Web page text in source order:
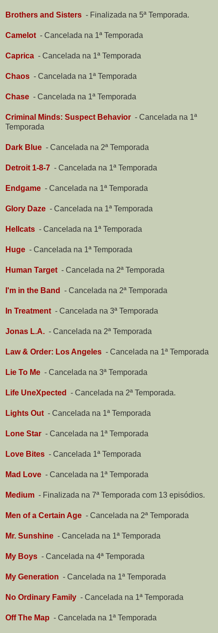
Brothers and Sisters - Finalizada na 5ª Temporada.
Camelot - Cancelada na 1ª Temporada
Caprica - Cancelada na 1ª Temporada
Chaos - Cancelada na 1ª Temporada
Chase - Cancelada na 1ª Temporada
Criminal Minds: Suspect Behavior - Cancelada na 1ª
Temporada
Dark Blue - Cancelada na 2ª Temporada
Detroit 1-8-7 - Cancelada na 1ª Temporada
Endgame - Cancelada na 1ª Temporada
Glory Daze - Cancelada na 1ª Temporada
Hellcats - Cancelada na 1ª Temporada
Huge - Cancelada na 1ª Temporada
Human Target - Cancelada na 2ª Temporada
I'm in the Band - Cancelada na 2ª Temporada
In Treatment - Cancelada na 3ª Temporada
Jonas L.A. - Cancelada na 2ª Temporada
Law & Order: Los Angeles - Cancelada na 1ª Temporada
Lie To Me - Cancelada na 3ª Temporada
Life UneXpected - Cancelada na 2ª Temporada.
Lights Out - Cancelada na 1ª Temporada
Lone Star - Cancelada na 1ª Temporada
Love Bites - Cancelada 1ª Temporada
Mad Love - Cancelada na 1ª Temporada
Medium - Finalizada na 7ª Temporada com 13 episódios.
Men of a Certain Age - Cancelada na 2ª Temporada
Mr. Sunshine - Cancelada na 1ª Temporada
My Boys - Cancelada na 4ª Temporada
My Generation - Cancelada na 1ª Temporada
No Ordinary Family - Cancelada na 1ª Temporada
Off The Map - Cancelada na 1ª Temporada